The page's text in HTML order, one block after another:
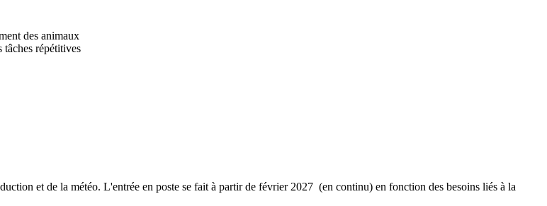
des animaux
tâches répétitives
et de la météo. L'entrée en poste se fait à partir de février 2027 (en continu) en fonction des besoins liés à la